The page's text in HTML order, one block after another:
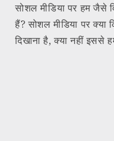
सोशल मीडिया पर हम जैसे
हैं? सोशल मीडिया पर क्या
दिखाना है, क्या नहीं इससे